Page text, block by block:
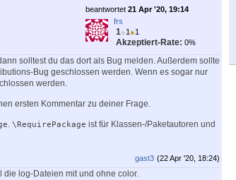
beantwortet 21 Apr '20, 19:14
frs
1●1 ●1
Akzeptiert-Rate: 0%
solltest du das dort als Bug melden. Außerdem sollte
Bug geschlossen werden. Wenn es sogar nur
werden.
ersten Kommentar zu deiner Frage.
. \RequirePackage ist für Klassen-/Paketautoren und
(22 Apr '20, 18:24)
gast3
die log-Dateien mit und ohne color.